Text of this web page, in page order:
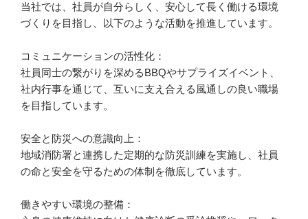
当社では、社員が自分らしく、安心して長く働ける環境
づくりを目指し、以下のような活動を推進しています。
コミュニケーションの活性化：
社員同士の繋がりを深めるBBQやサプライズイベント、
社内行事を通じて、互いに支え合える風通しの良い職場
を目指しています。
安全と防災への意識向上：
地域消防署と連携した定期的な防災訓練を実施し、社員
の命と安全を守るための体制を徹底しています。
働きやすい環境の整備：